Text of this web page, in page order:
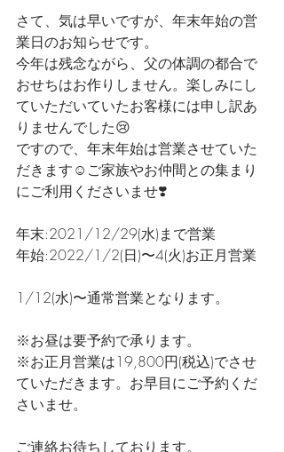
さて、気は早いですが、年末年始の営
業日のお知らせです。
今年は残念ながら、父の体調の都合で
おせちはお作りしません。楽しみにし
ていただいていたお客様には申し訳あ
りませんでした😢
ですので、年末年始は営業させていた
だきます☺️ご家族やお仲間との集まり
にご利用くださいませ❣️
年末:2021/12/29(水)まで営業
年始:2022/1/2(日)〜4(火)お正月営業
1/12(水)〜通常営業となります。
※お昼は要予約で承ります。
※お正月営業は19,800円(税込)でさせ
ていただきます。お早目にご予約くだ
さいませ。
ご連絡お待ちしております。